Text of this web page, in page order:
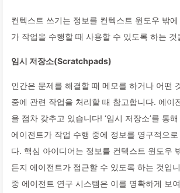
컨텍스트 쓰기는 정보를 컨텍스트 윈도우 밖
가 작업을 수행할 때 사용할 수 있도록 하는 것
임시 저장소(Scratchpads)
인간은 문제를 해결할 때 메모를 하거나 어떤
중에 관련 작업을 처리할 때 참고합니다. 에이
을 점차 갖추고 있습니다! ‘임시 저장소’를 통
에이전트가 작업 수행 중에 정보를 영구적으
다. 핵심 아이디어는 정보를 컨텍스트 윈도우
든지 에이전트가 접근할 수 있도록 하는 것입
중 에이전트 연구 시스템은 이를 명확하게 보